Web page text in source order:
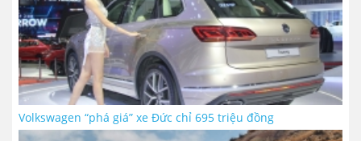
Volkswagen “phá giá” xe Đức chỉ 695 triệu đồng